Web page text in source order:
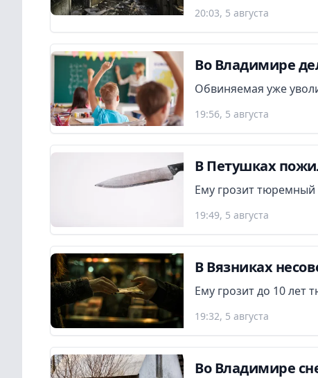
20:03, 5 августа
Во Владимире
Обвиняемая уже
19:56, 5 августа
В Петушках
Ему грозит тюремный
19:49, 5 августа
В Вязниках
Ему грозит до 10 лет
19:32, 5 августа
Во Владимире